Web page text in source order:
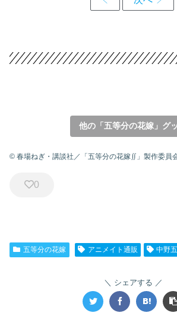
他の「五等分の花嫁」グ
© 春場ねぎ・講談社／「五等分の花嫁∬」製作委員
0
五等分の花嫁 アニメイト通販 中野
シェアする